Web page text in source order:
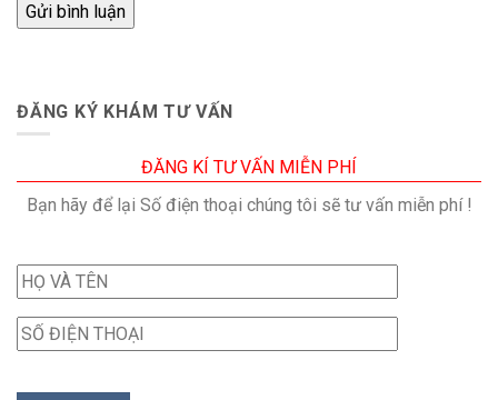
ĐĂNG KÝ KHÁM TƯ VẤN
ĐĂNG KÍ TƯ VẤN MIỄN PHÍ
Bạn hãy để lại Số điện thoại chúng tôi sẽ tư vấn miễn phí !